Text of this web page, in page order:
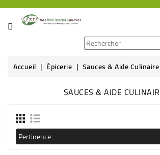
CATÉGORIE
ÉPICERIE
BOISSON
Accueil Épicerie Sauces & Aide Culinaire
SAUCES & AIDE
Pertinence